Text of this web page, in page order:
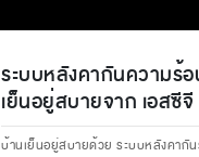
ระบบหลังคากันความร้
เย็นอยู่สบายจาก เอสซีจี
บ้านเย็นอยู่สบายด้วย ระบบหลังคากั